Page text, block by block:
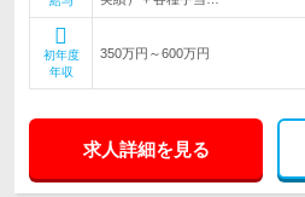
初年度
年収
350万円～600万円
求人詳細を見る